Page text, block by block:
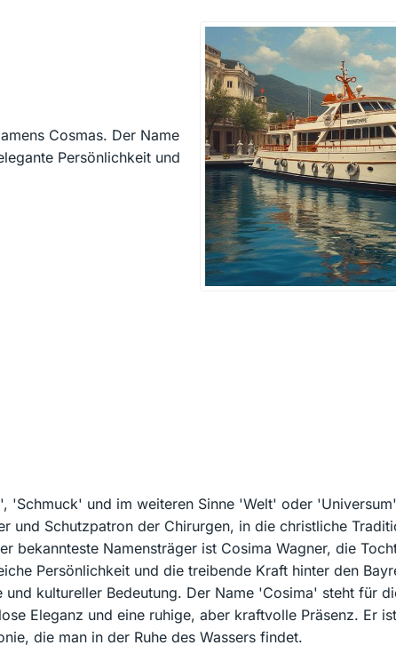
Cosmas. Der Name
Persönlichkeit und
und im weiteren Sinne 'Welt' oder
Schutzpatron der Chirurgen, in die christliche
Namensträger ist Cosima Wagner, die
Persönlichkeit und die treibende Kraft hinter den
kultureller Bedeutung. Der Name 'Cosima' steht für
Eleganz und eine ruhige, aber kraftvolle Präsenz. Er
die man in der Ruhe des Wassers findet.